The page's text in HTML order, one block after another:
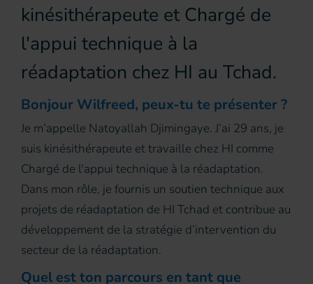
kinésithérapeute et Chargé de
l'appui technique à la
réadaptation chez HI au Tchad.
Bonjour Wilfreed, peux-tu te présenter ?
Je m’appelle Natoyallah Djimingaye. J’ai 29 ans, je
suis kinésithérapeute et travaille chez HI comme
Chargé de l'appui technique à la réadaptation.
Dans mon rôle, je fournis un soutien technique aux
projets de réadaptation de HI Tchad et contribue au
développement de la stratégie d’intervention du
secteur de la réadaptation.
Quel est ton parcours en tant que